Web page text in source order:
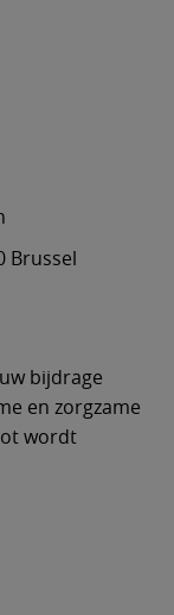
Brussel
bijdrage
en zorgzame
wordt